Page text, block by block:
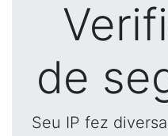
de
Seu IP fez